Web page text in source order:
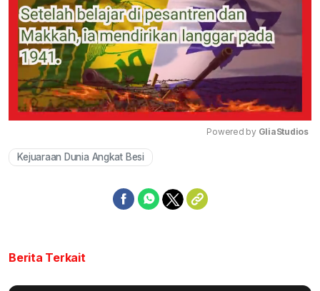
Powered by GliaStudios
Kejuaraan Dunia Angkat Besi
Berita Terkait